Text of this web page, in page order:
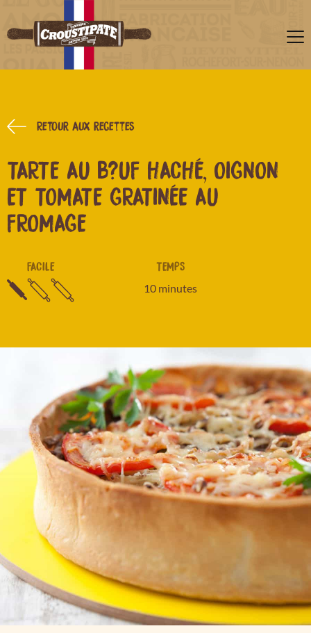
Retour aux recettes
TARTE AU B?UF HACHÉ, OIGNON
ET TOMATE GRATINÉE AU
FROMAGE
FACILE TEMPS
10 minutes